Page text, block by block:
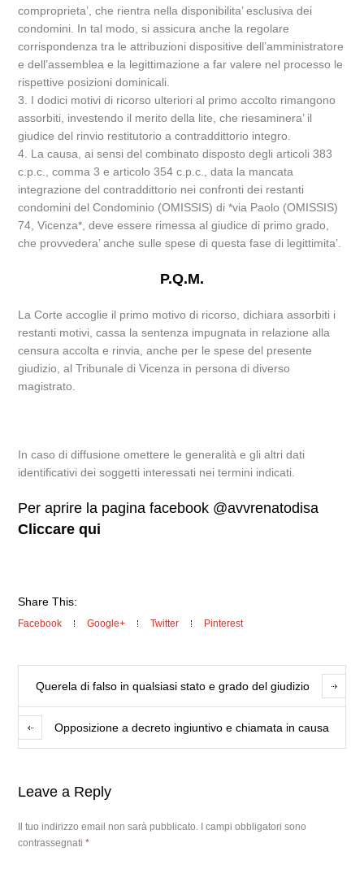
comproprieta’, che rientra nella disponibilita’ esclusiva dei
condomini. In tal modo, si assicura anche la regolare
corrispondenza tra le attribuzioni dispositive dell’amministratore
e dell’assemblea e la legittimazione a far valere nel processo le
rispettive posizioni dominicali.
3. I dodici motivi di ricorso ulteriori al primo accolto rimangono
assorbiti, investendo il merito della lite, che riesaminera’ il
giudice del rinvio restitutorio a contraddittorio integro.
4. La causa, ai sensi del combinato disposto degli articoli 383
c.p.c., comma 3 e articolo 354 c.p.c., data la mancata
integrazione del contraddittorio nei confronti dei restanti
condomini del Condominio (OMISSIS) di *via Paolo (OMISSIS)
74, Vicenza*, deve essere rimessa al giudice di primo grado,
che provvedera’ anche sulle spese di questa fase di legittimita’.
P.Q.M.
La Corte accoglie il primo motivo di ricorso, dichiara assorbiti i
restanti motivi, cassa la sentenza impugnata in relazione alla
censura accolta e rinvia, anche per le spese del presente
giudizio, al Tribunale di Vicenza in persona di diverso
magistrato.
In caso di diffusione omettere le generalità e gli altri dati
identificativi dei soggetti interessati nei termini indicati.
Per aprire la pagina facebook @avvrenatodisa
Cliccare qui
Share This:
Facebook Google+ Twitter Pinterest
Querela di falso in qualsiasi stato e grado del giudizio
Opposizione a decreto ingiuntivo e chiamata in causa
Leave a Reply
Il tuo indirizzo email non sarà pubblicato.
I campi obbligatori sono
contrassegnati*